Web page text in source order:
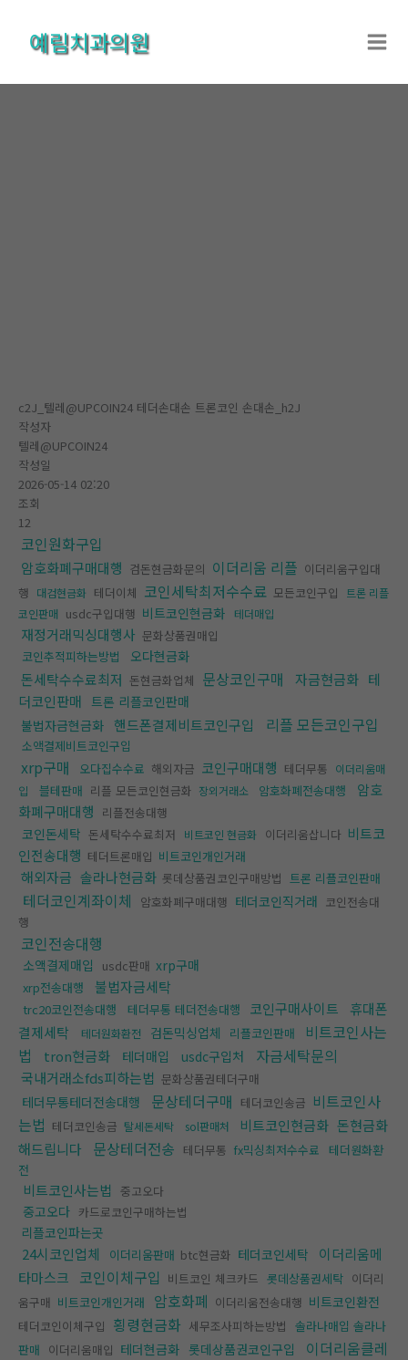
건
예림치과의원
c2J_텔레@UPCOIN24 테더손대손 트론코인 손대손_h2J
작성자
텔레@UPCOIN24
작성일
2026-05-14 02:20
조회
12
코인원화구입
암호화폐구매대행 검돈현금화문의 이더리움 리플 이더리움구입대
행 대검현금화 테더이체 코인세탁최저수수료 모든코인구입
트론 리플
코인판매 usdc구입대행 비트코인현금화 테더매입
재정거래믹싱대행사 문화상품권매입
코인추적피하는방법
오다현금화
돈세탁수수료최저 돈현금화업체 문상코인구매 자금현금화 테
더코인판매 트론 리플코인판매
불법자금현금화 핸드폰결제비트코인구입 리플 모든코인구입
소액결제비트코인구입
xrp구매 오다집수수료 해외자금 코인구매대행 테더무통
이더리움매
입
블테판매 리플 모든코인현금화 장외거래소 암호화폐전송대행
암호
화폐구매대행 리플전송대행
코인돈세탁 돈세탁수수료최저 비트코인 현금화 이더리움삽니다 비트코
인전송대행 테더트론매입 비트코인개인거래
해외자금 솔라나현금화 롯데상품권코인구매방법 트론 리플코인판매
테더코인계좌이체 암호화폐구매대행 테더코인직거래 코인전송대
행
코인전송대행
소액결제매입 usdc판매 xrp구매
xrp전송대행 불법자금세탁
trc20코인전송대행 테더무통 테더전송대행 코인구매사이트
휴대폰
결제세탁
테더원화환전 검돈믹싱업체 리플코인판매
비트코인사는
법
tron현금화 테더매입 usdc구입처 자금세탁문의
국내거래소fds피하는법 문화상품권테더구매
테더무통테더전송대행 문상테더구매 테더코인송금 비트코인사
는법 테더코인송금 탈세돈세탁 sol판매처 비트코인현금화 돈현금화
해드립니다
문상테더전송 테더무통 fx믹싱최저수수료 테더원화환
전
비트코인사는법 중고오다
중고오다 카드로코인구매하는법
리플코인파는곳
24시코인업체 이더리움판매 btc현금화 테더코인세탁
이더리움메
타마스크
코인이체구입 비트코인 체크카드 롯데상품권세탁 이더리
움구매 비트코인개인거래 암호화폐 이더리움전송대행 비트코인환전
테더코인이체구입 횡령현금화 세무조사피하는방법 솔라나매입 솔라나
판매 이더리움매입 테더현금화 롯데상품권코인구입
이더리움클레